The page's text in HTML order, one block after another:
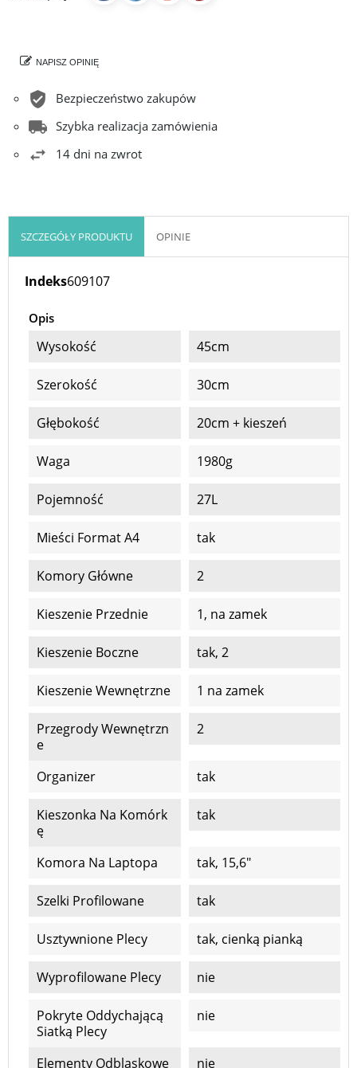
NAPISZ OPINIĘ
Bezpieczeństwo zakupów
Szybka realizacja zamówienia
14 dni na zwrot
SZCZEGÓŁY PRODUKTU OPINIE
Indeks609107
Opis
Wysokość 45cm
Szerokość 30cm
Głębokość 20cm + kieszeń
Waga 1980g
Pojemność 27L
Mieści Format A4 tak
Komory Główne 2
Kieszenie Przednie 1, na zamek
Kieszenie Boczne tak, 2
Kieszenie Wewnętrzne 1 na zamek
Przegrody Wewnętrzn
E
2
Organizer tak
Kieszonka Na Komórk
Ę
tak
Komora Na Laptopa tak, 15,6"
Szelki Profilowane tak
Usztywnione Plecy tak, cienką pianką
Wyprofilowane Plecy nie
Pokryte Oddychającą
Siatką Plecy
nie
Elementy Odblaskowe nie